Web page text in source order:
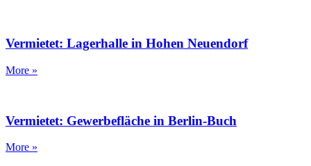
Vermietet: Lagerhalle in Hohen Neuendorf
More »
Vermietet: Gewerbefläche in Berlin-Buch
More »